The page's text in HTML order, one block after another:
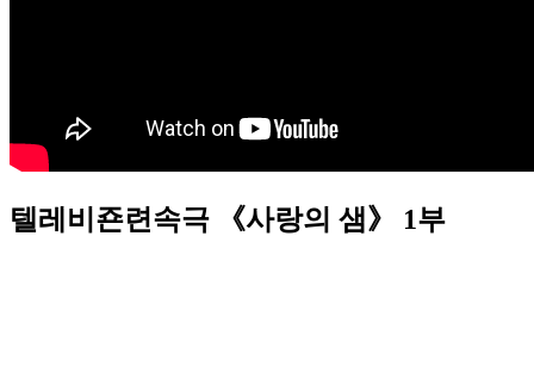
텔레비죤련속극 《사랑의 샘》 1부